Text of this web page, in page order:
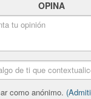
OPINA
como anónimo.